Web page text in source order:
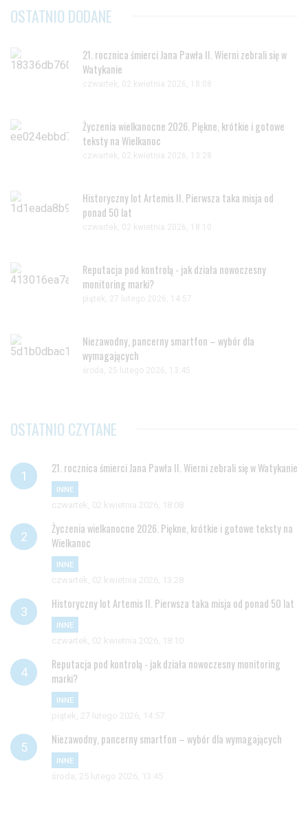
OSTATNIO DODANE
21. rocznica śmierci Jana Pawła II. Wierni zebrali się w
Watykanie
czwartek, 02 kwietnia 2026, 18:08
Życzenia wielkanocne 2026. Piękne, krótkie i gotowe
teksty na Wielkanoc
czwartek, 02 kwietnia 2026, 13:28
Historyczny lot Artemis II. Pierwsza taka misja od
ponad 50 lat
czwartek, 02 kwietnia 2026, 18:10
Reputacja pod kontrolą - jak działa nowoczesny
monitoring marki?
piątek, 27 lutego 2026, 14:57
Niezawodny, pancerny smartfon – wybór dla
wymagających
środa, 25 lutego 2026, 13:45
OSTATNIO CZYTANE
21. rocznica śmierci Jana Pawła II. Wierni zebrali się w Watykanie
INNE
czwartek, 02 kwietnia 2026, 18:08
Życzenia wielkanocne 2026. Piękne, krótkie i gotowe teksty na
Wielkanoc
INNE
czwartek, 02 kwietnia 2026, 13:28
Historyczny lot Artemis II. Pierwsza taka misja od ponad 50 lat
INNE
czwartek, 02 kwietnia 2026, 18:10
Reputacja pod kontrolą - jak działa nowoczesny monitoring
marki?
INNE
piątek, 27 lutego 2026, 14:57
Niezawodny, pancerny smartfon – wybór dla wymagających
INNE
środa, 25 lutego 2026, 13:45